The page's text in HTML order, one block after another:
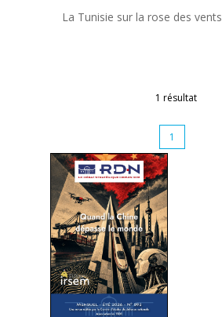
La Tunisie sur la rose des vents
1 résultat
1